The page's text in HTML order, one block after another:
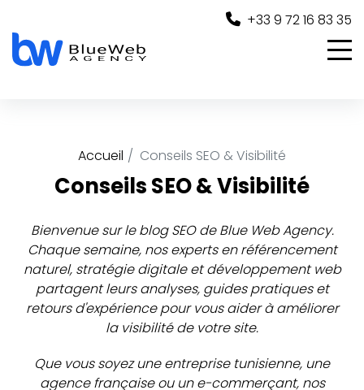
+33 9 72 16 83 35
Accueil Conseils SEO & Visibilité
Conseils SEO & Visibilité
Bienvenue sur le blog SEO de Blue Web Agency.
Chaque semaine, nos experts en référencement
naturel, stratégie digitale et développement web
partagent leurs analyses, guides pratiques et
retours d'expérience pour vous aider à améliorer
la visibilité de votre site.
Que vous soyez une entreprise tunisienne, une
agence française ou un e-commerçant, nos